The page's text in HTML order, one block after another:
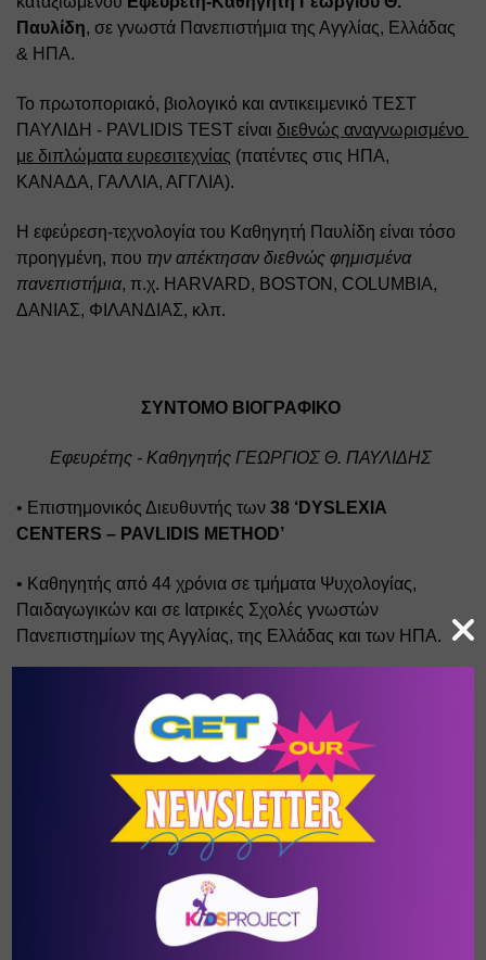
Παυλίδη, σε γνωστά Πανεπιστήμια της Αγγλίας, Ελλάδας
& ΗΠΑ.
Το πρωτοποριακό, βιολογικό και αντικειμενικό ΤΕΣΤ
ΠΑΥΛΙΔΗ - PAVLIDIS TEST είναι διεθνώς αναγνωρισμένο
με διπλώματα ευρεσιτεχνίας (πατέντες στις ΗΠΑ,
ΚΑΝΑΔΑ, ΓΑΛΛΙΑ, ΑΓΓΛΙΑ).
Η εφεύρεση-τεχνολογία του Καθηγητή Παυλίδη είναι τόσο
προηγμένη, που την απέκτησαν διεθνώς φημισμένα
πανεπιστήμια, π.χ. HARVARD, BOSTON, COLUMBIA,
ΔΑΝΙΑΣ, ΦΙΛΑΝΔΙΑΣ, κλπ.
ΣΥΝΤΟΜΟ ΒΙΟΓΡΑΦΙΚΟ
Εφευρέτης - Καθηγητής ΓΕΩΡΓΙΟΣ Θ. ΠΑΥΛΙΔΗΣ
• Επιστημονικός Διευθυντής των 38 ‘DYSLEXIA
CENTERS – PAVLIDIS METHOD’
• Καθηγητής από 44 χρόνια σε τμήματα Ψυχολογίας,
Παιδαγωγικών και σε Ιατρικές Σχολές γνωστών
Πανεπιστημίων της Αγγλίας, της Ελλάδας και των ΗΠΑ.
Διεθνώς καταξιωμένη Αυθεντία στη Δυσλεξία, στη
Διάσπαση Προσοχής και στην Οφθαλμοκίνηση.
Επίσης, είναι ο Εφευρέτης νέων τεχνολογιών και μεθόδων,
παγκόσμιας αναγνώρισης και ακτινοβολίας.
• Νεότατος, μόλις 23 ετών ξεκίνησε την πανεπιστημιακή
του σταδιοδρομία στο Μάντσεστερ της Αγγλίας.
• 30 ετών εξελέγη ομόφωνα Fellow, και 2 φορές ομόφωνα
Αντιπρόεδρος της Διεθνούς Ακαδημίας Ερευνών